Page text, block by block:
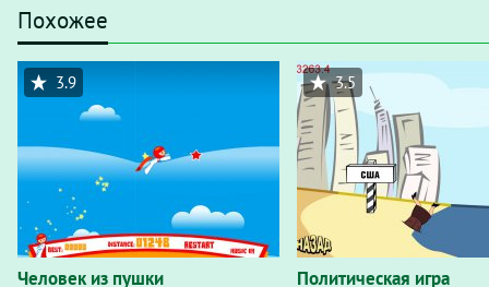
Похожее
Человек из пушки
3.9
Политическая игра
3.5